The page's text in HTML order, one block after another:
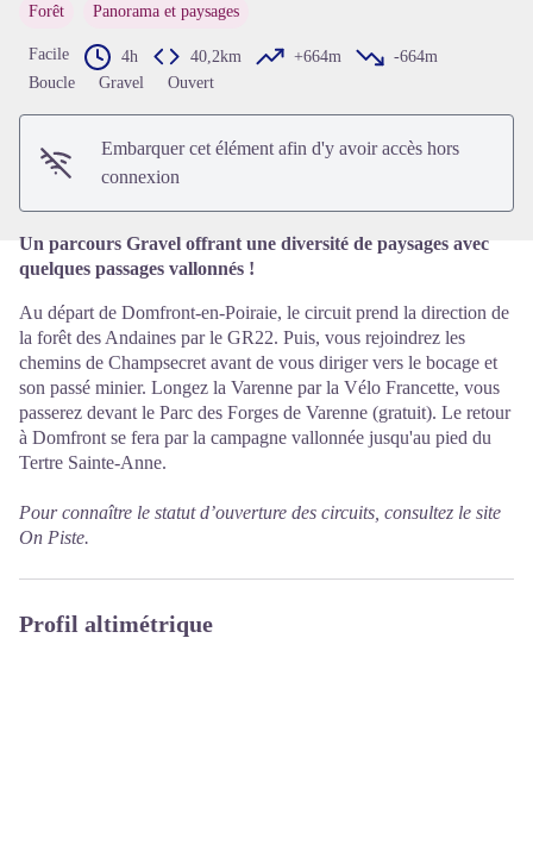
Voir l'image en plein écran
Forêt Panorama et paysages
Facile 4h 40,2km +664m
-664m
Boucle
Gravel Ouvert
Embarquer cet élément afin d'y avoir accès hors
connexion
Un parcours Gravel offrant une diversité de paysages avec
quelques passages vallonnés !
Au départ de Domfront-en-Poiraie, le circuit prend la direction de
la forêt des Andaines par le GR22. Puis, vous rejoindrez les
chemins de Champsecret avant de vous diriger vers le bocage et
son passé minier. Longez la Varenne par la Vélo Francette, vous
passerez devant le Parc des Forges de Varenne (gratuit). Le retour
à Domfront se fera par la campagne vallonnée jusqu'au pied du
Tertre Sainte-Anne.
Pour connaître le statut d’ouverture des circuits, consultez le site
On Piste.
Profil altimétrique